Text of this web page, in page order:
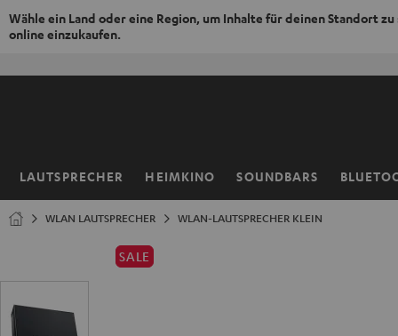
Wähle ein Land oder eine Region, um Inhalte für deinen Standort zu
online einzukaufen.
LAUTSPRECHER HEIMKINO SOUNDBARS
Startseite
WLAN LAUTSPRECHER WLAN-LAUTSPRECHER KLEIN
SALE